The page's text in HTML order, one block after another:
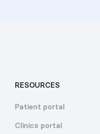
RESOURCES
Patient portal
Clinics portal